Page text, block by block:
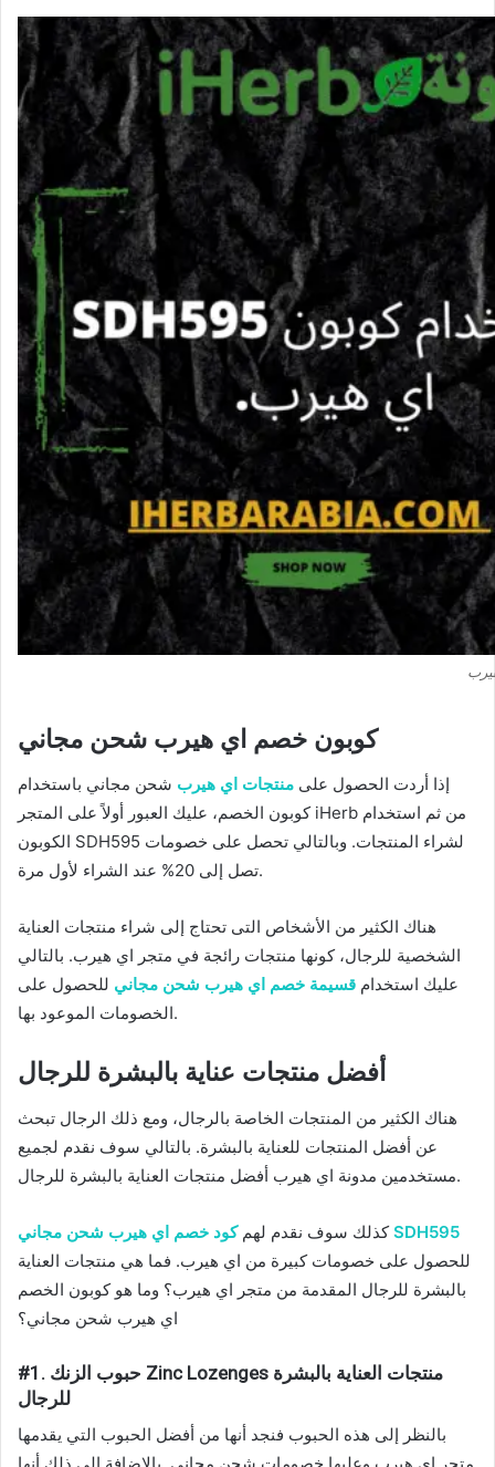
كوبون خصم اي هيرب شحن مجاني
إذا أردت الحصول على منتجات اي هيرب شحن مجاني باستخدام
كوبون الخصم، عليك العبور أولاً على المتجر iHerb من ثم استخدام
الكوبون SDH595 لشراء المنتجات. وبالتالي تحصل على خصومات
تصل إلى 20% عند الشراء لأول مرة.
هناك الكثير من الأشخاص التى تحتاج إلى شراء منتجات العناية
الشخصية للرجال، كونها منتجات رائجة في متجر اي هيرب. بالتالي
عليك استخدام قسيمة خصم اي هيرب شحن مجاني للحصول على
الخصومات الموعود بها.
أفضل منتجات عناية بالبشرة للرجال
هناك الكثير من المنتجات الخاصة بالرجال، ومع ذلك الرجال تبحث
عن أفضل المنتجات للعناية بالبشرة. بالتالي سوف نقدم لجميع
مستخدمين مدونة اي هيرب أفضل منتجات العناية بالبشرة للرجال.
كذلك سوف نقدم لهمكود خصم اي هيرب شحن مجاني SDH595
للحصول على خصومات كبيرة من اي هيرب. فما هي منتجات العناية
بالبشرة للرجال المقدمة من متجر اي هيرب؟ وما هو كوبون الخصم
اي هيرب شحن مجاني؟
#1. حبوب الزنك Zinc Lozenges منتجات العناية بالبشرة
للرجال
بالنظر إلى هذه الحبوب فنجد أنها من أفضل الحبوب التي يقدمها